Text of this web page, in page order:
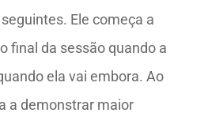
Ele começa a
final da sessão quando a
ela vai embora. Ao
a demonstrar maior